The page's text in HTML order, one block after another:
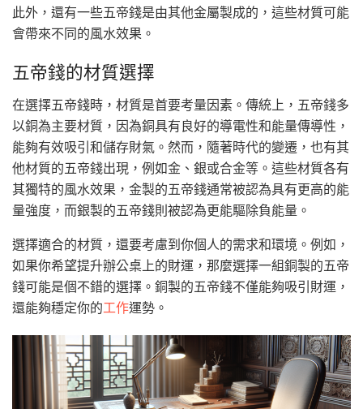
此外，還有一些五帝錢是由其他金屬製成的，這些材質可能
會帶來不同的風水效果。
五帝錢的材質選擇
在選擇五帝錢時，材質是首要考量因素。傳統上，五帝錢多
以銅為主要材質，因為銅具有良好的導電性和能量傳導性，
能夠有效吸引和儲存財氣。然而，隨著時代的變遷，也有其
他材質的五帝錢出現，例如金、銀或合金等。這些材質各有
其獨特的風水效果，金製的五帝錢通常被認為具有更高的能
量強度，而銀製的五帝錢則被認為更能驅除負能量。
選擇適合的材質，還要考慮到你個人的需求和環境。例如，
如果你希望提升辦公桌上的財運，那麼選擇一組銅製的五帝
錢可能是個不錯的選擇。銅製的五帝錢不僅能夠吸引財運，
還能夠穩定你的工作運勢。